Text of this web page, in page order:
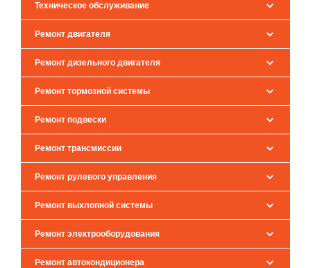
Техническое обслуживание
Ремонт двигателя
Ремонт дизельного двигателя
Ремонт тормозной системы
Ремонт подвески
Ремонт трансмиссии
Ремонт рулевого управления
Ремонт выхлопной системы
Ремонт электрооборудования
Ремонт автокондиционера